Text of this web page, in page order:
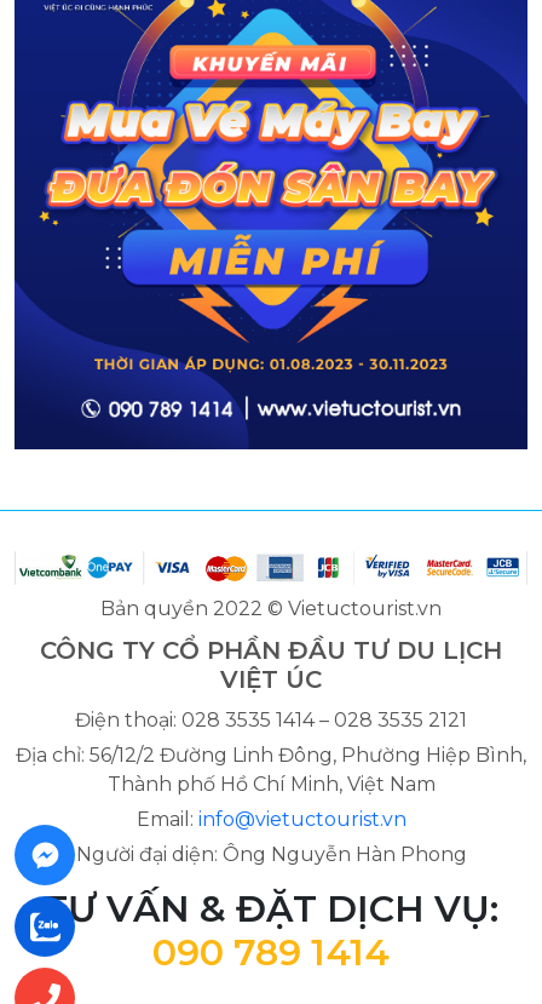
Bản quyền 2022 © Vietuctourist.vn
CÔNG TY CỔ PHẦN ĐẦU TƯ DU LỊCH
VIỆT ÚC
Điện thoại: 028 3535 1414 – 028 3535 2121
Địa chỉ: 56/12/2 Đường Linh Đông, Phường Hiệp Bình,
Thành phố Hồ Chí Minh, Việt Nam
Email: info@vietuctourist.vn
Người đại diện: Ông Nguyễn Hàn Phong
TƯ VẤN & ĐẶT DỊCH VỤ:
090 789 1414